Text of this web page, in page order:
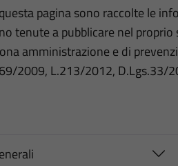
pagina sono raccolte le
tenute a pubblicare nel
amministrazione e di
2009, L.213/2012, D.Lgs.33/